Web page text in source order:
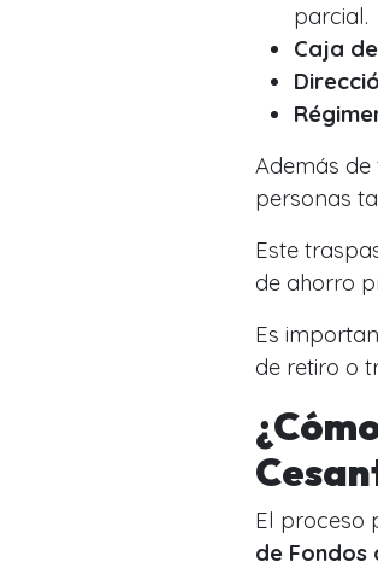
parcial.
Caja
Además
personas
Este
de ahorro
Es
de retiro o
El proceso
de Fondos